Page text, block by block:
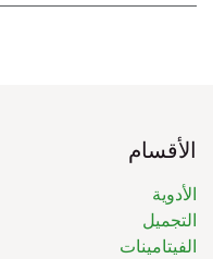
الأقسام
الأدوية
التجميل
الفيتامينات